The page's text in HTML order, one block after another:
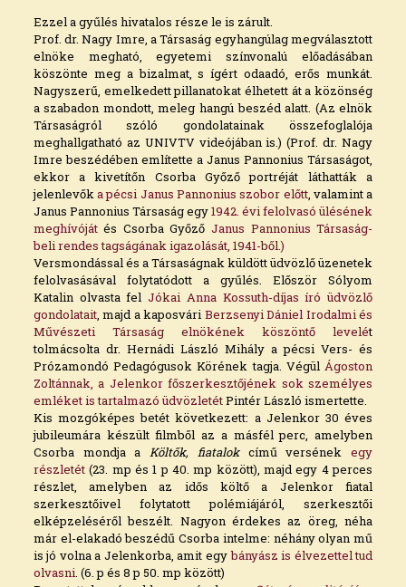
Ezzel a gyűlés hivatalos része le is zárult.
Prof. dr. Nagy Imre, a Társaság egyhangúlag megválasztott
elnöke megható, egyetemi színvonalú előadásában
köszönte meg a bizalmat, s ígért odaadó, erős munkát.
Nagyszerű, emelkedett pillanatokat élhetett át a közönség
a szabadon mondott, meleg hangú beszéd alatt. (Az elnök
Társaságról szóló gondolatainak összefoglalója
meghallgatható az UNIVTV videójában is.) (Prof. dr. Nagy
Imre beszédében említette a Janus Pannonius Társaságot,
ekkor a kivetítőn Csorba Győző portréját láthatták a
jelenlevőka pécsi Janus Pannonius szobor előtt, valamint a
Janus Pannonius Társaság egy1942. évi felolvasó ülésének
meghívójátés Csorba GyőzőJanus Pannonius Társaság-
beli rendes tagságának igazolását, 1941-ből.)
Versmondással és a Társaságnak küldött üdvözlő üzenetek
felolvasásával folytatódott a gyűlés. Először Sólyom
Katalin olvasta felJókai Anna Kossuth-díjas író üdvözlő
gondolatait, majd a kaposvári Berzsenyi Dániel Irodalmi és
Művészeti Társaság elnökének köszöntő levelét
tolmácsolta dr. Hernádi László Mihály a pécsi Vers- és
Prózamondó Pedagógusok Körének tagja. VégülÁgoston
Zoltánnak, a Jelenkor főszerkesztőjének sok személyes
emléket is tartalmazó üdvözletétPintér László ismertette.
Kis mozgóképes betét következett: a Jelenkor 30 éves
jubileumára készült filmből az a másfél perc, amelyben
Csorba mondja aKöltők, fiatalokcímű versénekegy
részletét(23. mp és 1 p 40. mp között), majd egy 4 perces
részlet, amelyben az idős költő a Jelenkor fiatal
szerkesztőivel folytatott polémiájáról, szerkesztői
elképzeléséről beszélt. Nagyon érdekes az öreg, néha
már el-elakadó beszédű Csorba intelme: néhány olyan mű
is jó volna a Jelenkorba, amit egybányász is élvezettel tud
olvasni. (6. p és 8 p 50. mp között)